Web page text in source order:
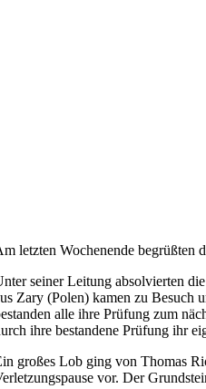
letzten Wochenende begrüßten
seiner Leitung absolvierten
Zary (Polen) kamen zu Besuch
alle ihre Prüfung zum
ihre bestandene Prüfung ihr
großes Lob ging von Thomas
vor. Der